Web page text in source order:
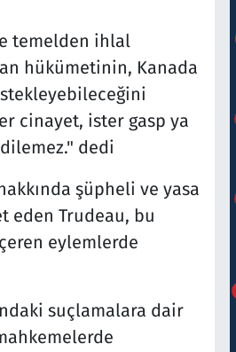
temelden ihlal
hükümetinin, Kanada
cinayet, ister gasp ya
dedi
şüpheli ve yasa
eden Trudeau, bu
eylemlerde
suçlamalara dair